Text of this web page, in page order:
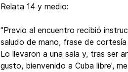
Relata 14 y medio:
"Previo al encuentro recibió
saludo de mano, frase de
Lo llevaron a una sala y, tras ser
gusto, bienvenido a Cuba libre',